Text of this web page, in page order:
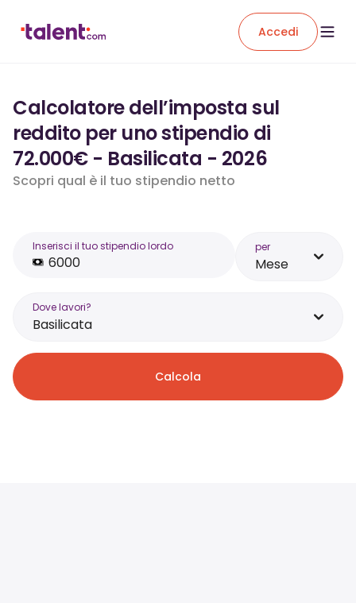
Accedi
Calcolatore dell’imposta sul
reddito per uno stipendio di
72.000€ - Basilicata - 2026
Scopri qual è il tuo stipendio netto
Inserisci il tuo stipendio lordo per
Mese
Dove lavori?
Basilicata
Calcola